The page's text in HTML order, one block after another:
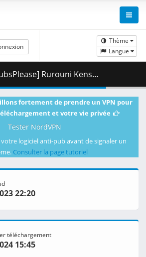
Thème
Langue
(2023) - 20 (1080p) [7F68B7E2].mkv.001 ( 444.14 MB )
fortement de prendre un VPN pour
et votre vie privée
Tester NordVPN
logiciel anti-pub avant de signaler un
Consulter la page tutoriel
22:20
téléchargement
15:45